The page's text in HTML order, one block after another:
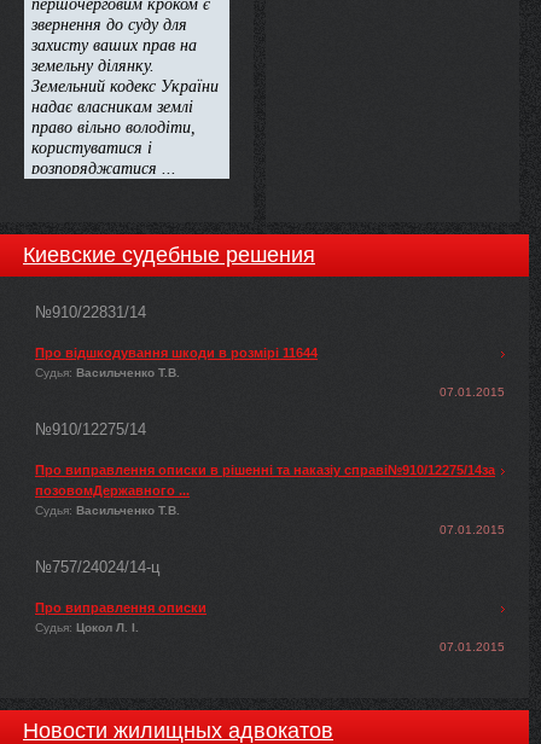
Киевские судебные решения
№910/22831/14
Про відшкодування шкоди в розмірі 11644
Судья: Васильченко Т.В.
07.01.2015
№910/12275/14
Про виправлення описки в рішенні та наказіу справі№910/12275/14за
позовомДержавного ...
Судья: Васильченко Т.В.
07.01.2015
№757/24024/14-ц
Про виправлення описки
Судья: Цокол Л. І.
07.01.2015
Новости жилищных адвокатов